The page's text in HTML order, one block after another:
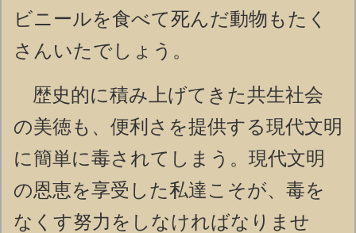
ビニールを食べて死んだ動物もたく
さんいたでしょう。
歴史的に積み上げてきた共生社会
の美徳も、便利さを提供する現代文明
に簡単に毒されてしまう。現代文明
の恩恵を享受した私達こそが、毒を
なくす努力をしなければなりませ